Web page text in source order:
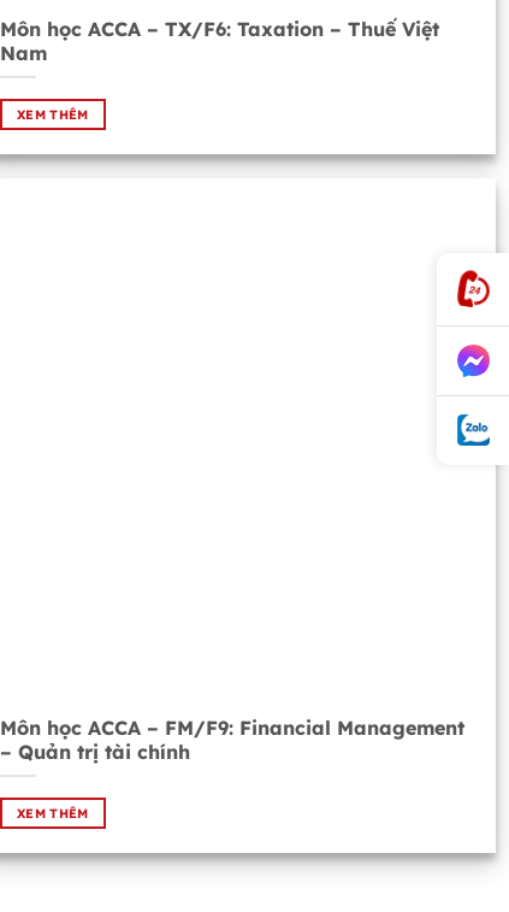
Môn học ACCA – TX/F6: Taxation – Thuế Việt
Nam
XEM THÊM
Môn học ACCA – FM/F9: Financial Management
– Quản trị tài chính
XEM THÊM